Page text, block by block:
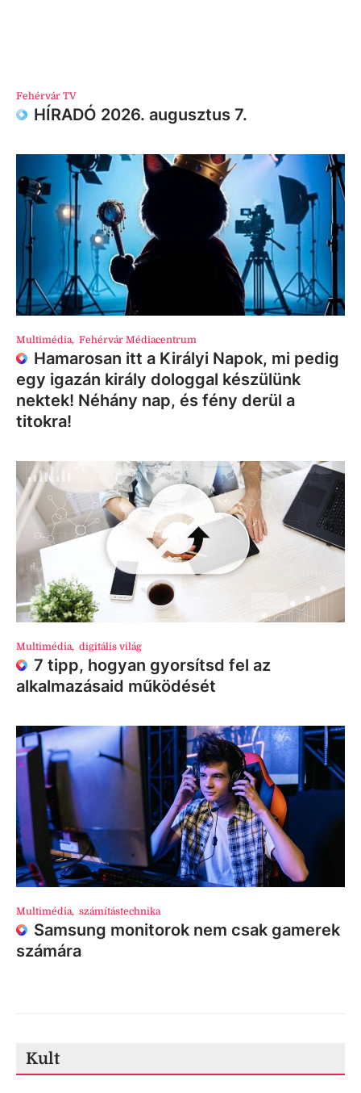
Fehérvár TV
HÍRADÓ 2026. augusztus 7.
Multimédia, Fehérvár Médiacentrum
Hamarosan itt a Királyi Napok, mi pedig
egy igazán király dologgal készülünk
nektek! Néhány nap, és fény derül a
titokra!
Multimédia, digitális világ
7 tipp, hogyan gyorsítsd fel az
alkalmazásaid működését
Multimédia, számítástechnika
Samsung monitorok nem csak gamerek
számára
Kult